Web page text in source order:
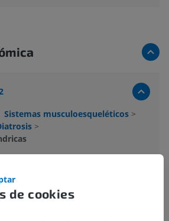
Sistemas musculoesqueléticos >
>
de cookies